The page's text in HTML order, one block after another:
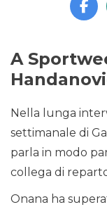
A
Nella lunga
settimanale di
parla in modo
collega di
Onana ha